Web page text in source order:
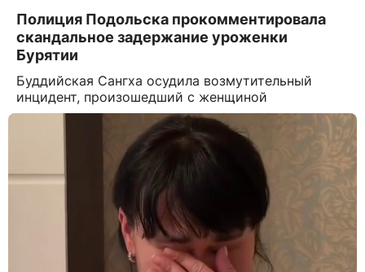
Полиция Подольска прокомментировала
скандальное задержание уроженки
Бурятии
Буддийская Сангха осудила возмутительный
инцидент, произошедший с женщиной